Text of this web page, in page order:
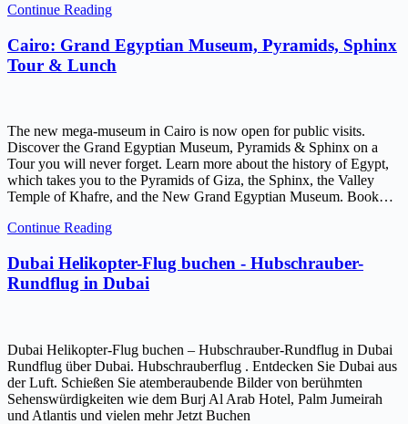
Continue Reading
Cairo: Grand Egyptian Museum, Pyramids, Sphinx
Tour & Lunch
The new mega-museum in Cairo is now open for public visits.
Discover the Grand Egyptian Museum, Pyramids & Sphinx on a
Tour you will never forget. Learn more about the history of Egypt,
which takes you to the Pyramids of Giza, the Sphinx, the Valley
Temple of Khafre, and the New Grand Egyptian Museum. Book…
Continue Reading
Dubai Helikopter-Flug buchen - Hubschrauber-
Rundflug in Dubai
Dubai Helikopter-Flug buchen – Hubschrauber-Rundflug in Dubai
Rundflug über Dubai. Hubschrauberflug . Entdecken Sie Dubai aus
der Luft. Schießen Sie atemberaubende Bilder von berühmten
Sehenswürdigkeiten wie dem Burj Al Arab Hotel, Palm Jumeirah
und Atlantis und vielen mehr Jetzt Buchen